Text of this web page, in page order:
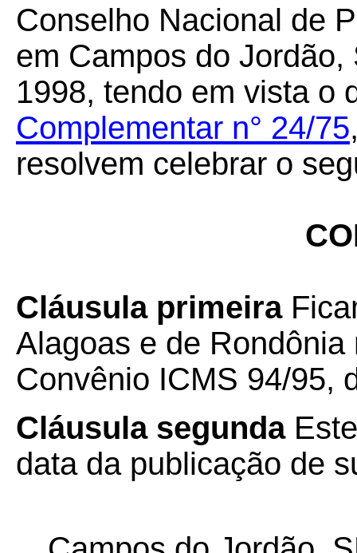
Conselho Nacional de
em Campos do
1998, tendo em vista o
Complementar n° 24/75
resolvem celebrar o
Cláusula primeira
Alagoas e de
Convênio ICMS 94/95,
Cláusula segunda
data da publicação de